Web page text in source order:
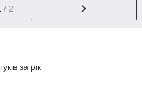
/ 2
за рік